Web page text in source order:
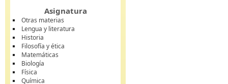
Asignatura
Otras materias
Lengua y literatura
Historia
Filosofía y ética
Matemáticas
Biología
Física
Química